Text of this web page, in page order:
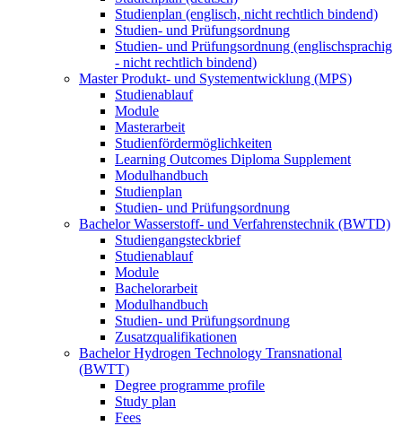
Studienplan (englisch, nicht rechtlich bindend)
Studien- und Prüfungsordnung
Studien- und Prüfungsordnung (englischsprachig
- nicht rechtlich bindend)
Master Produkt- und Systementwicklung (MPS)
Studienablauf
Module
Masterarbeit
Studienfördermöglichkeiten
Learning Outcomes Diploma Supplement
Modulhandbuch
Studienplan
Studien- und Prüfungsordnung
Bachelor Wasserstoff- und Verfahrenstechnik (BWTD)
Studiengangsteckbrief
Studienablauf
Module
Bachelorarbeit
Modulhandbuch
Studien- und Prüfungsordnung
Zusatzqualifikationen
Bachelor Hydrogen Technology Transnational
(BWTT)
Degree programme profile
Study plan
Fees